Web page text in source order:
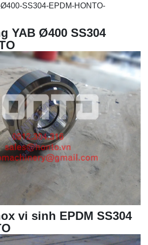
YAB Ø400 SS304
vi sinh EPDM SS304